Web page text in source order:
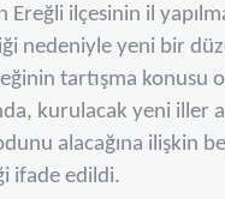
Ereğli ilçesinin il
nedeniyle yeni bir
tartışma konusu
kurulacak yeni iller
alacağına ilişkin
ifade edildi.